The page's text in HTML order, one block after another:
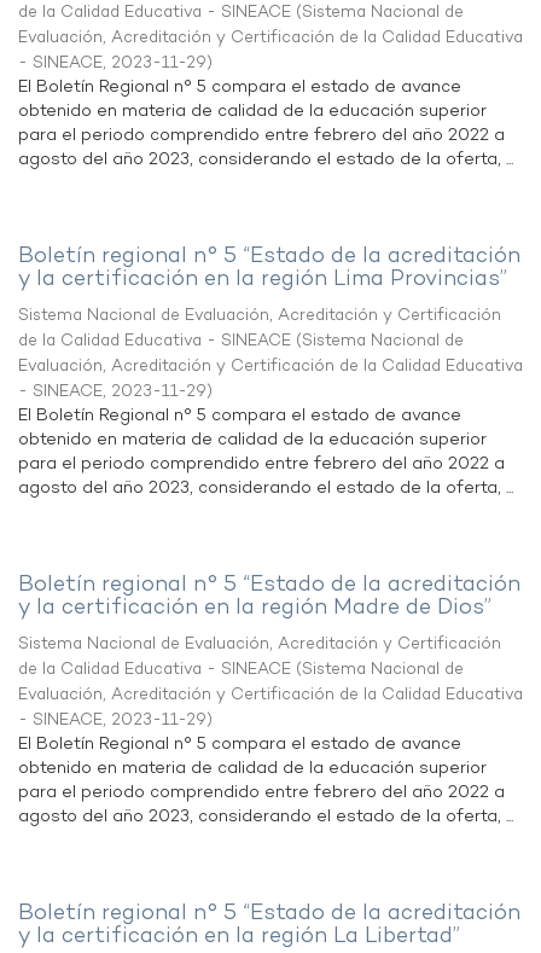
de la Calidad Educativa - SINEACE (Sistema Nacional de
Evaluación, Acreditación y Certificación de la Calidad Educativa
- SINEACE, 2023-11-29)
El Boletín Regional n° 5 compara el estado de avance
obtenido en materia de calidad de la educación superior
para el periodo comprendido entre febrero del año 2022 a
agosto del año 2023, considerando el estado de la oferta, ...
Boletín regional n° 5 “Estado de la acreditación
y la certificación en la región Lima Provincias”
Sistema Nacional de Evaluación, Acreditación y Certificación
de la Calidad Educativa - SINEACE (Sistema Nacional de
Evaluación, Acreditación y Certificación de la Calidad Educativa
- SINEACE, 2023-11-29)
El Boletín Regional n° 5 compara el estado de avance
obtenido en materia de calidad de la educación superior
para el periodo comprendido entre febrero del año 2022 a
agosto del año 2023, considerando el estado de la oferta, ...
Boletín regional n° 5 “Estado de la acreditación
y la certificación en la región Madre de Dios”
Sistema Nacional de Evaluación, Acreditación y Certificación
de la Calidad Educativa - SINEACE (Sistema Nacional de
Evaluación, Acreditación y Certificación de la Calidad Educativa
- SINEACE, 2023-11-29)
El Boletín Regional n° 5 compara el estado de avance
obtenido en materia de calidad de la educación superior
para el periodo comprendido entre febrero del año 2022 a
agosto del año 2023, considerando el estado de la oferta, ...
Boletín regional n° 5 “Estado de la acreditación
y la certificación en la región La Libertad”